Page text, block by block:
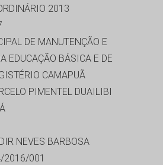
2013
DE MANUTENÇÃO E
EDUCAÇÃO BÁSICA E DE
CAMAPUÃ
PIMENTEL DUAILIBI
NEVES BARBOSA
2016/001